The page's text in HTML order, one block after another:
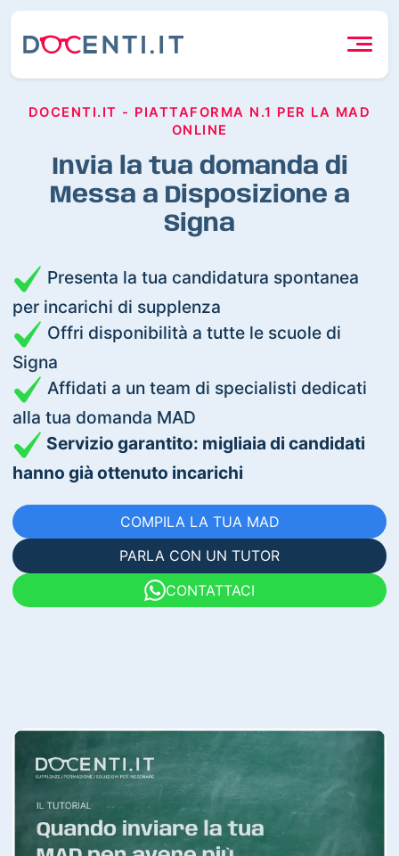
DOCENTI.IT - PIATTAFORMA N.1 PER LA MAD
ONLINE
Invia la tua domanda di
Messa a Disposizione a
Signa
Presenta la tua candidatura spontanea
per incarichi di supplenza
Offri disponibilità a tutte le scuole di
Signa
Affidati a un team di specialisti dedicati
alla tua domanda MAD
Servizio garantito: migliaia di candidati
hanno già ottenuto incarichi
COMPILA LA TUA MAD
PARLA CON UN TUTOR
CONTATTACI